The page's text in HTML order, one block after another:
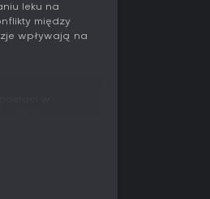
leku na
między
wpływają na
ze